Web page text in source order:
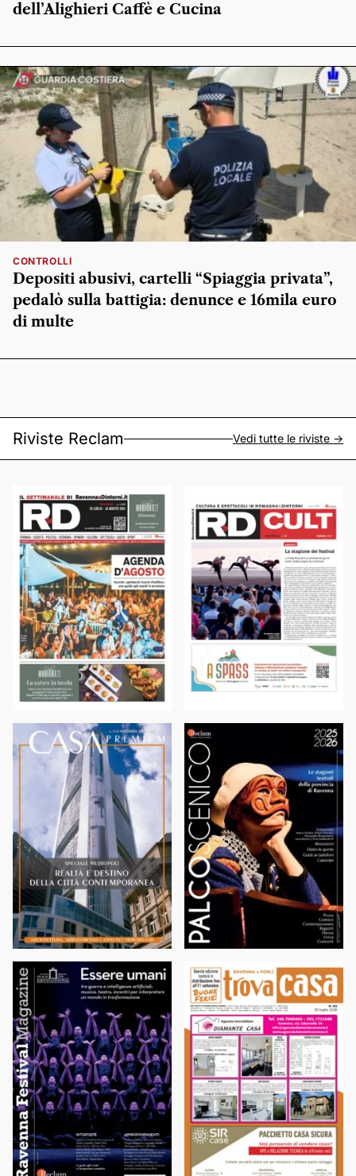
dell’Alighieri Caffè e Cucina
CONTROLLI
Depositi abusivi, cartelli “Spiaggia privata”,
pedalò sulla battigia: denunce e 16mila euro
di multe
Riviste Reclam Vedi tutte le riviste ->